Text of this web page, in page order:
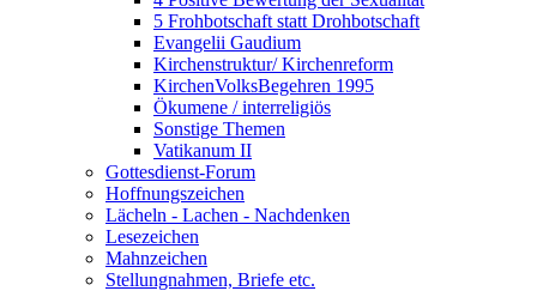
5 Frohbotschaft statt Drohbotschaft
Evangelii Gaudium
Kirchenstruktur/ Kirchenreform
KirchenVolksBegehren 1995
Ökumene / interreligiös
Sonstige Themen
Vatikanum II
Gottesdienst-Forum
Hoffnungszeichen
Lächeln - Lachen - Nachdenken
Lesezeichen
Mahnzeichen
Stellungnahmen, Briefe etc.